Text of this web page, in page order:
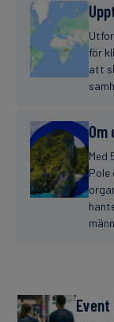
för
att
Om
Med
Pole
Event